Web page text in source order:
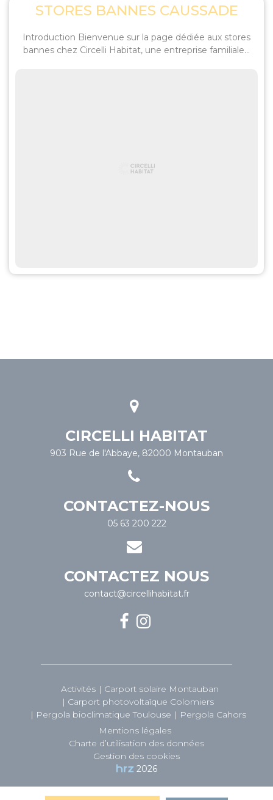
STORES BANNES CAUSSADE
Introduction Bienvenue sur la page dédiée aux stores
bannes chez Circelli Habitat, une entreprise familiale...
CIRCELLI HABITAT
903 Rue de l'Abbaye, 82000 Montauban
CONTACTEZ-NOUS
05 63 200 222
CONTACTEZ NOUS
contact@circellihabitat.fr
Activités
Carport solaire Montauban
Carport photovoltaïque Colomiers
Pergola bioclimatique Toulouse
Pergola Cahors
Mentions légales
Charte d’utilisation des données
Gestion des cookies
2026